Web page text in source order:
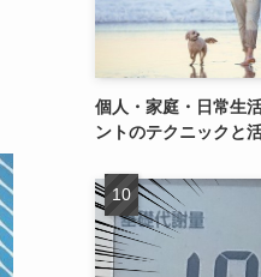
個人・家庭・日常生
ントのテクニックと